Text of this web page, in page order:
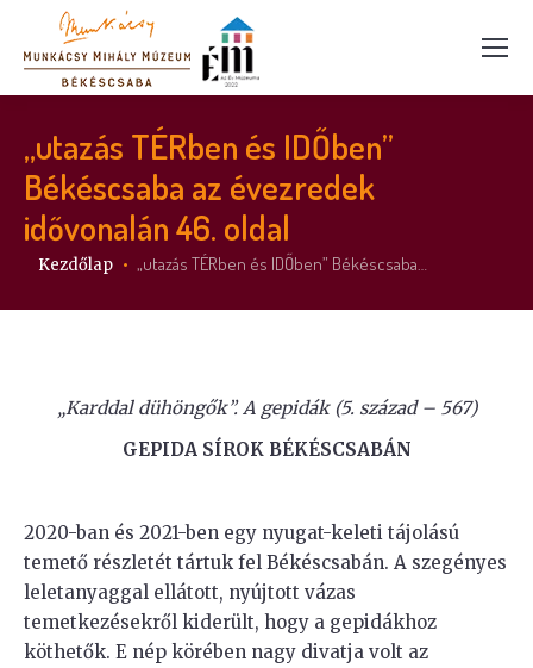
„utazás TÉRben és IDŐben”
Békéscsaba az évezredek
idővonalán 46. oldal
Itt vagy:
Kezdőlap „utazás TÉRben és IDŐben” Békéscsaba…
„Karddal dühöngők”. A gepidák (5. század – 567)
GEPIDA SÍROK BÉKÉSCSABÁN
2020-ban és 2021-ben egy nyugat-keleti tájolású
temető részletét tártuk fel Békéscsabán. A szegényes
leletanyaggal ellátott, nyújtott vázas
temetkezésekről kiderült, hogy a gepidákhoz
köthetők. E nép körében nagy divatja volt az